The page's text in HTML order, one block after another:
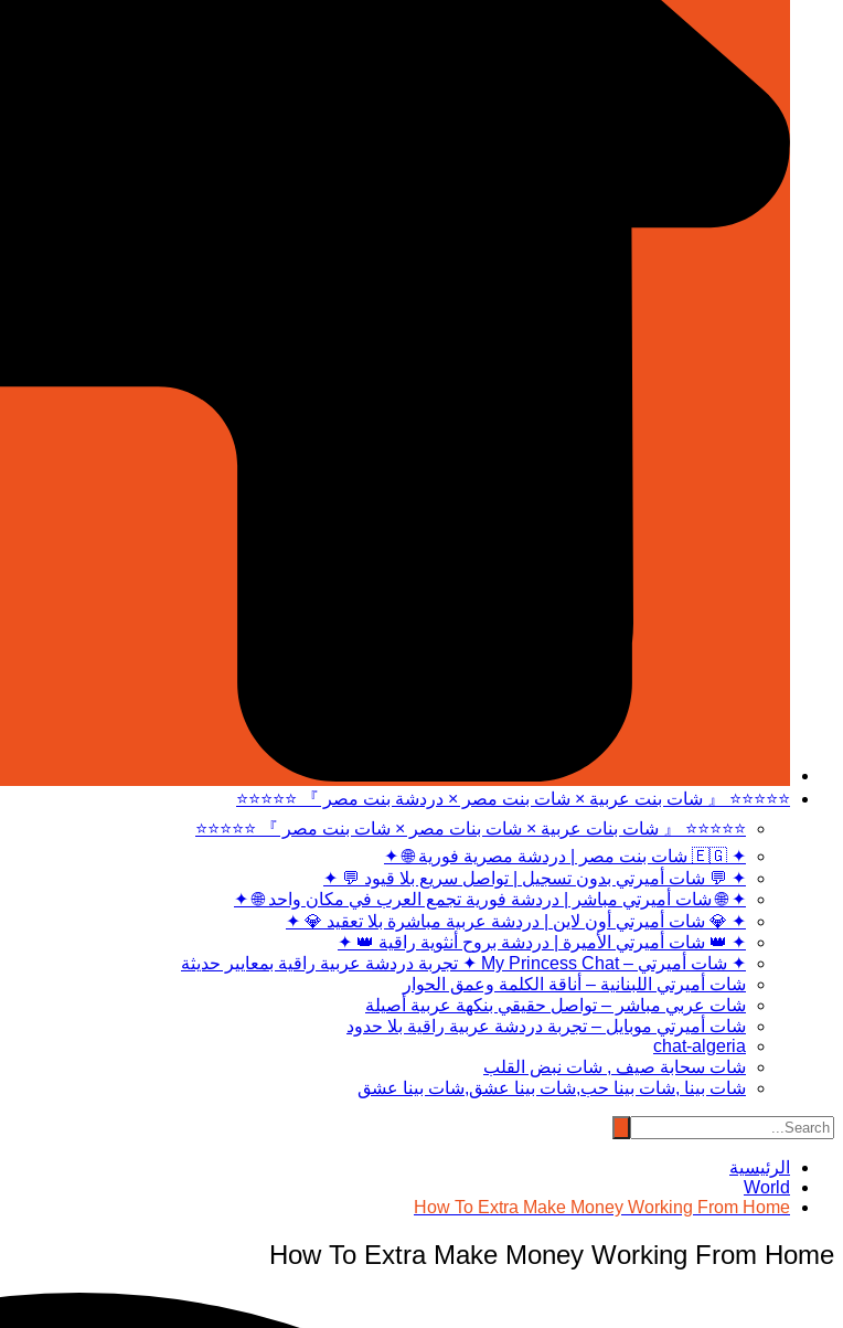
⭐⭐⭐⭐⭐ 『 شات بنت عربية × شات بنت مصر × دردشة بنت مصر 』 ⭐⭐⭐⭐⭐
⭐⭐⭐⭐⭐ 『 شات بنات عربية × شات بنات مصر × شات بنت مصر 』 ⭐⭐⭐⭐⭐
✦ 🇪🇬 شات بنت مصر | دردشة مصرية فورية 🌐 ✦
✦ 💬 شات أميرتي بدون تسجيل | تواصل سريع بلا قيود 💬 ✦
✦ 🌐 شات أميرتي مباشر | دردشة فورية تجمع العرب في مكان واحد 🌐 ✦
✦ 💎 شات أميرتي أون لاين | دردشة عربية مباشرة بلا تعقيد 💎 ✦
✦ 👑 شات أميرتي الأميرة | دردشة بروح أنثوية راقية 👑 ✦
✦ شات أميرتي – My Princess Chat ✦ تجربة دردشة عربية راقية بمعايير حديثة
شات أميرتي اللبنانية – أناقة الكلمة وعمق الحوار
شات عربي مباشر – تواصل حقيقي بنكهة عربية أصيلة
شات أميرتي موبايل – تجربة دردشة عربية راقية بلا حدود
chat-algeria
شات سحابة صيف , شات نبض القلب
شات بينا ,شات بينا حب,شات بينا عشق,شات بينا عشق
الرئيسية
World
How To Extra Make Money Working From Home
How To Extra Make Money Working From Home